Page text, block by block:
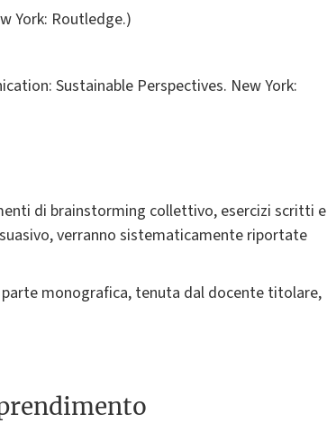
York: Routledge.)
Sustainable Perspectives. New York:
di brainstorming collettivo, esercizi scritti e
verranno sistematicamente riportate
monografica, tenuta dal docente titolare,